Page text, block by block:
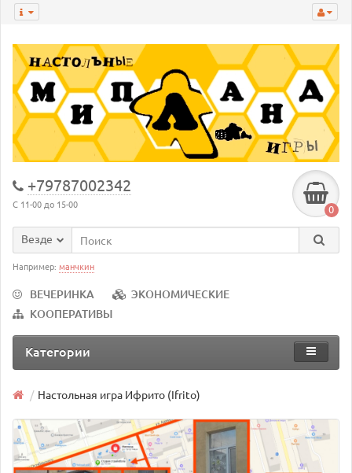
+79787002342
С 11-00 до 15-00 0
Везде
Например: манчкин
ВЕЧЕРИНКА
ЭКОНОМИЧЕСКИЕ
КООПЕРАТИВЫ
Категории
Настольная игра Ифрито (Ifrito)